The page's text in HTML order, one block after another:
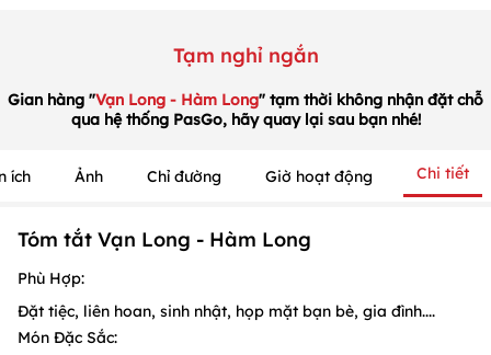
Tạm nghỉ ngắn
Gian hàng "Vạn Long - Hàm Long" tạm thời không nhận đặt chỗ
qua hệ thống PasGo, hãy quay lại sau bạn nhé!
ích Ảnh Chỉ đường Giờ hoạt động Chi tiết
Tóm tắt Vạn Long - Hàm Long
Phù Hợp:
Đặt tiệc, liên hoan, sinh nhật, họp mặt bạn bè, gia đình....
Món Đặc Sắc: